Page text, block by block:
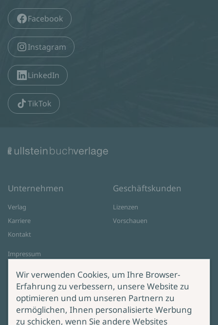
Facebook
Instagram
LinkedIn
TikTok
Unternehmen
Verlag
Karriere
Kontakt
Impressum
Cookie-Einstellungen
AGB Online Shop
Geschäftskunden
Lizenzen
Vorschauen
Service Produktsicherheit
Wir verwenden Cookies, um Ihre Browser-
Erfahrung zu verbessern, unsere Website zu
optimieren und um unseren Partnern zu
ermöglichen, Ihnen personalisierte Werbung
zu schicken, wenn Sie andere Websites